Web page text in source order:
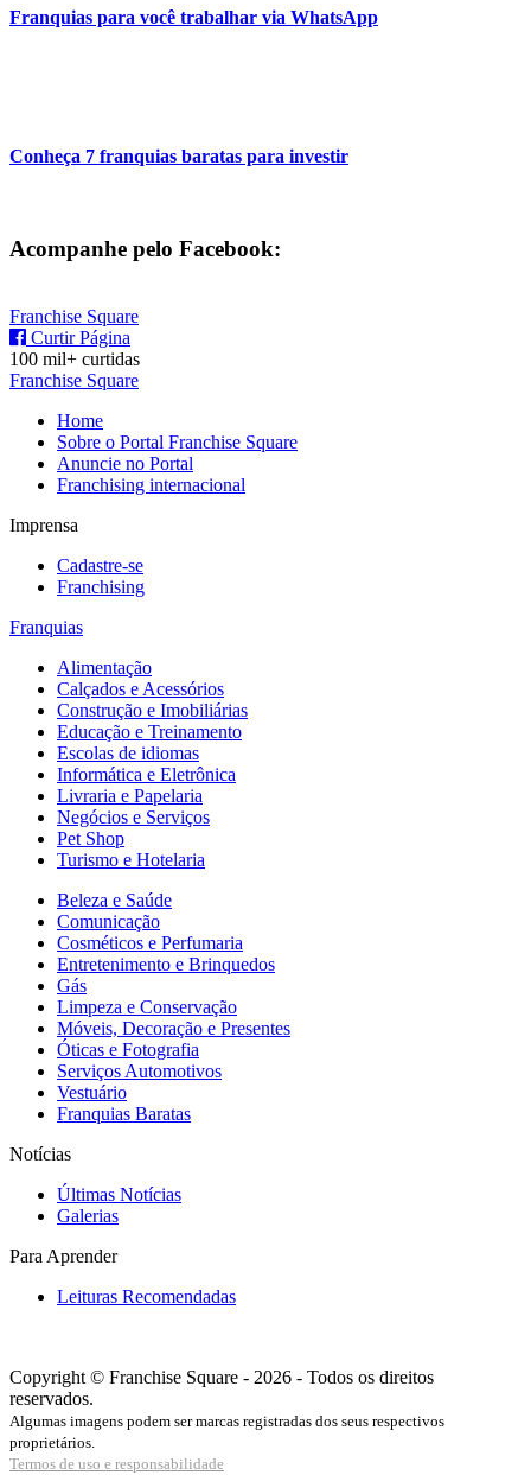
Franquias para você trabalhar via WhatsApp
Conheça 7 franquias baratas para investir
Acompanhe pelo Facebook:
Franchise Square
Curtir Página
100 mil+ curtidas
Franchise Square
Home
Sobre o Portal Franchise Square
Anuncie no Portal
Franchising internacional
Imprensa
Cadastre-se
Franchising
Franquias
Alimentação
Calçados e Acessórios
Construção e Imobiliárias
Educação e Treinamento
Escolas de idiomas
Informática e Eletrônica
Livraria e Papelaria
Negócios e Serviços
Pet Shop
Turismo e Hotelaria
Beleza e Saúde
Comunicação
Cosméticos e Perfumaria
Entretenimento e Brinquedos
Gás
Limpeza e Conservação
Móveis, Decoração e Presentes
Óticas e Fotografia
Serviços Automotivos
Vestuário
Franquias Baratas
Notícias
Últimas Notícias
Galerias
Para Aprender
Leituras Recomendadas
Copyright © Franchise Square - 2026 - Todos os direitos
reservados.
Algumas imagens podem ser marcas registradas dos seus respectivos
proprietários.
Termos de uso e responsabilidade